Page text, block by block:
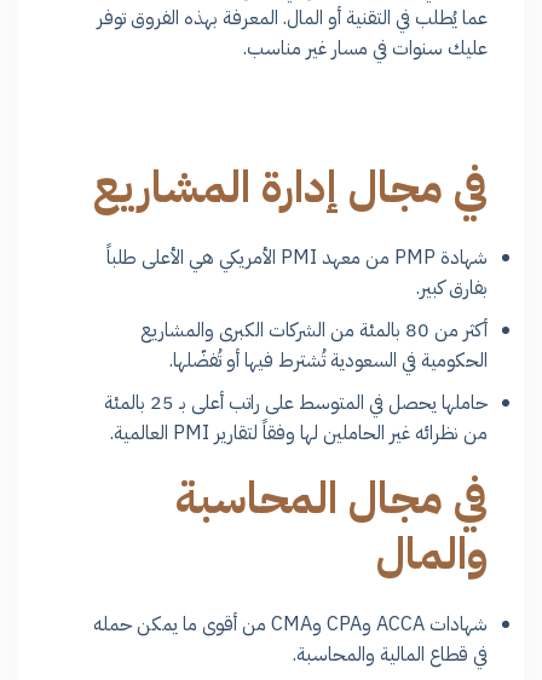
عما يُطلب في التقنية أو المال. المعرفة بهذه الفروق توفر
عليك سنوات في مسار غير مناسب.
في مجال إدارة المشاريع
شهادة PMP من معهد PMI الأمريكي هي الأعلى طلباً
بفارق كبير.
أكثر من 80 بالمئة من الشركات الكبرى والمشاريع
الحكومية في السعودية تُشترط فيها أو تُفضّلها.
حاملها يحصل في المتوسط على راتب أعلى بـ 25 بالمئة
من نظرائه غير الحاملين لها وفقاً لتقارير PMI العالمية.
في مجال المحاسبة
والمال
شهادات ACCA وCPA وCMA من أقوى ما يمكن حمله
في قطاع المالية والمحاسبة.